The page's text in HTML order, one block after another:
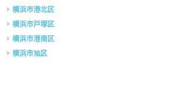
横浜市港北区
横浜市戸塚区
横浜市港南区
横浜市旭区